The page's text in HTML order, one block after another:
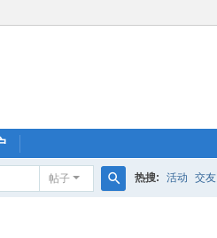
帖子 热搜: 活动 交友